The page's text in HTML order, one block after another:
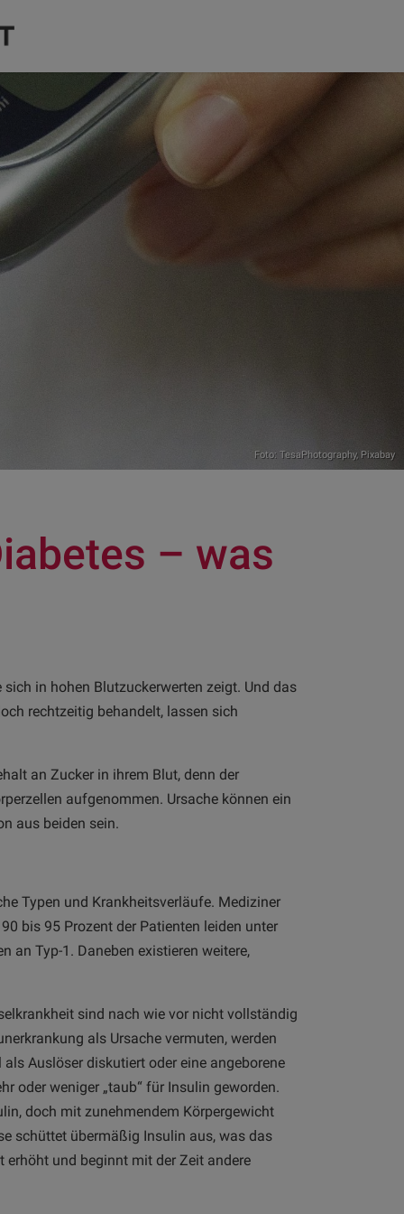
Foto: TesaPhotography, Pixabay
– was
in hohen Blutzuckerwerten zeigt. Und das
rechtzeitig behandelt, lassen sich
an Zucker in ihrem Blut, denn der
aufgenommen. Ursache können ein
aus beiden sein.
Typen und Krankheitsverläufe. Mediziner
bis 95 Prozent der Patienten leiden unter
an Typ-1. Daneben existieren weitere,
sind nach wie vor nicht vollständig
als Ursache vermuten, werden
Auslöser diskutiert oder eine angeborene
oder weniger „taub“ für Insulin geworden.
doch mit zunehmendem Körpergewicht
schüttet übermäßig Insulin aus, was das
und beginnt mit der Zeit andere